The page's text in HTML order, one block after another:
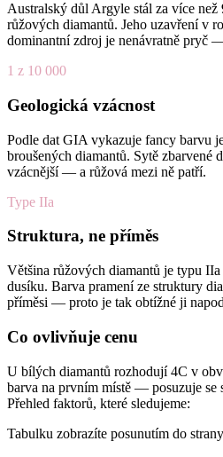
Australský důl Argyle stál za více než
růžových diamantů. Jeho uzavření v
dominantní zdroj je nenávratně pryč
1 z 10 000
Geologická vzácnost
Podle dat GIA vykazuje fancy barvu
broušených diamantů. Sytě zbarvené
vzácnější — a růžová mezi ně patří.
Type IIa
Struktura, ne příměs
Většina růžových diamantů je typu
dusíku. Barva pramení ze struktury
příměsi — proto je tak obtížné ji
Co ovlivňuje cenu
U bílých diamantů rozhodují 4C v
barva na prvním místě — posuzuje se
Přehled faktorů, které sledujeme:
Tabulku zobrazíte posunutím do strany